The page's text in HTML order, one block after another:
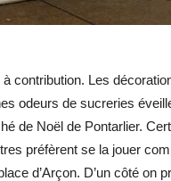
contribution. Les
odeurs de sucreries
de Noël de Pontarlier.
préfèrent se la jouer
d’Arçon. D’un côté on